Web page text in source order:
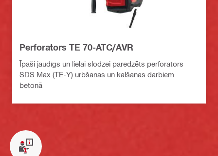
Perforators TE 70-ATC/AVR
Īpaši jaudīgs un lielai slodzei paredzēts perforators
SDS Max (TE-Y) urbšanas un kalšanas darbiem
betonā